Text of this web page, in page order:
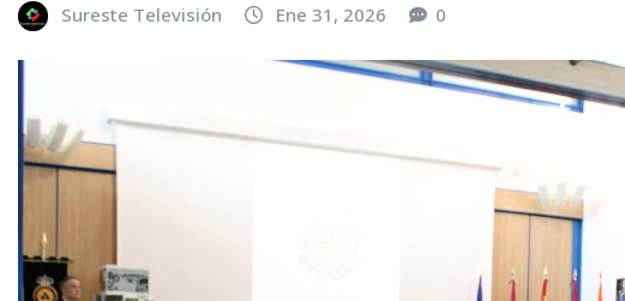
Sureste Televisión Ene 31, 2026 0